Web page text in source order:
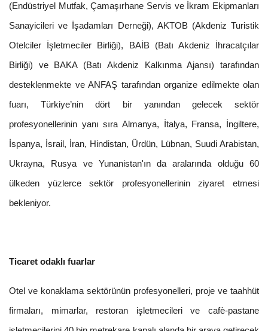
(Endüstriyel Mutfak, Çamaşırhane Servis ve İkram Ekipmanları
Sanayicileri ve İşadamları Derneği), AKTOB (Akdeniz Turistik
Otelciler İşletmeciler Birliği), BAİB (Batı Akdeniz İhracatçılar
Birliği) ve BAKA (Batı Akdeniz Kalkınma Ajansı) tarafından
desteklenmekte ve ANFAŞ tarafından organize edilmekte olan
fuarı, Türkiye’nin dört bir yanından gelecek sektör
profesyonellerinin yanı sıra Almanya, İtalya, Fransa, İngiltere,
İspanya, İsrail, İran, Hindistan, Ürdün, Lübnan, Suudi Arabistan,
Ukrayna, Rusya ve Yunanistan'ın da aralarında olduğu 60
ülkeden yüzlerce sektör profesyonellerinin ziyaret etmesi
bekleniyor.
Ticaret odaklı fuarlar
Otel ve konaklama sektörünün profesyonelleri, proje ve taahhüt
firmaları, mimarlar, restoran işletmecileri ve cafè-pastane